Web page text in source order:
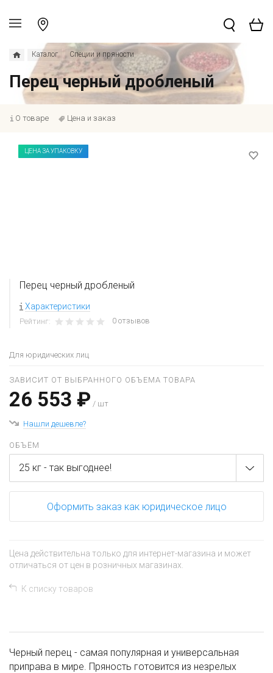
Каталог Специи и пряности
Перец черный дробленый
О товаре Цена и заказ
ЦЕНА ЗА УПАКОВКУ
Перец черный дробленый
Характеристики
Рейтинг: 0 отзывов
Для юридических лиц
ЗАВИСИТ ОТ ВЫБРАННОГО ОБЪЕМА ТОВАРА
26 553 ₽ / шт
Нашли дешевле?
ОБЪЁМ
25 кг - так выгоднее!
Оформить заказ как юридическое лицо
Цена действительна только для интернет-магазина и может
отличаться от цен в розничных магазинах.
К списку товаров
Черный перец - самая популярная и универсальная
приправа в мире. Пряность готовится из незрелых